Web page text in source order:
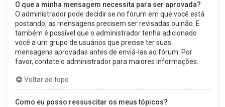
O que a minha mensagem necessita para ser aprovada?
O administrador pode decidir se no fórum em que você está
postando, as mensagens precisem ser revisadas ou não. E
também é possível que o administrador tenha adicionado
você a um grupo de usuários que precise ter suas
mensagens aprovadas antes de enviá-las ao fórum. Por
favor, contate o administrador para maiores informações.
Voltar ao topo
Como eu posso ressuscitar os meus tópicos?